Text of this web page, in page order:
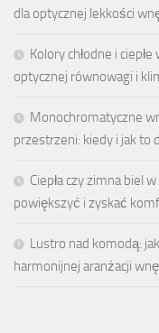
dla optycznej lekkości
Kolory chłodne i
optycznej równowagi i
Monochromatyczne
przestrzeni: kiedy i jak to
Ciepła czy zimna biel
powiększyć i zyskać
Lustro nad komodą:
harmonijnej aranżacji